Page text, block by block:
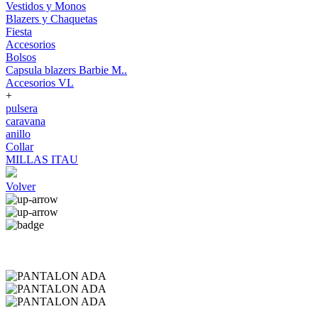
Vestidos y Monos
Blazers y Chaquetas
Fiesta
Accesorios
Bolsos
Capsula blazers Barbie M..
Accesorios VL
+
pulsera
caravana
anillo
Collar
MILLAS ITAU
Volver